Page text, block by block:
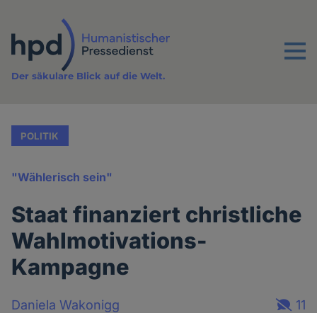
Inhalt
Menu
Der säkulare Blick auf die Welt.
POLITIK
"Wählerisch sein"
Staat finanziert christliche
Wahlmotivations-
Kampagne
Daniela Wakonigg
11